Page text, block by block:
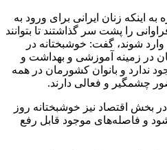
اینکه زنان ایرانی برای ورود به
را پشت سر گذاشتند تا بتوانند
وارد شوند، گفت: خوشبختانه در
در زمینه آموزشی و بهداشت و
ندارد و بانوان کشورمان در همه
چشمگیر و فعالی دارند.
بخش اقتصاد نیز خوشبختانه روز
و فاصله‌های موجود قابل رفع